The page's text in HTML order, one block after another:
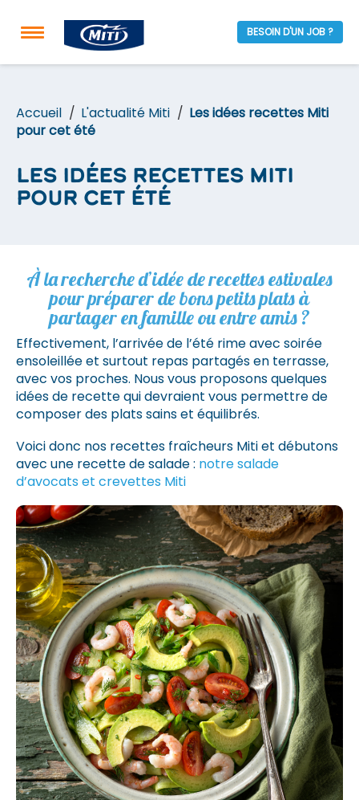
BESOIN D'UN JOB ?
Accueil L'actualité Miti
Les idées recettes Miti
pour cet été
Les idées recettes Miti
pour cet été
À la recherche d’idée de recettes estivales
pour préparer de bons petits plats à
partager en famille ou entre amis ?
Effectivement, l’arrivée de l’été rime avec soirée
ensoleillée et surtout repas partagés en terrasse,
avec vos proches. Nous vous proposons quelques
idées de recette qui devraient vous permettre de
composer des plats sains et équilibrés.
Voici donc nos recettes fraîcheurs Miti et débutons
avec une recette de salade : notre salade
d’avocats et crevettes Miti